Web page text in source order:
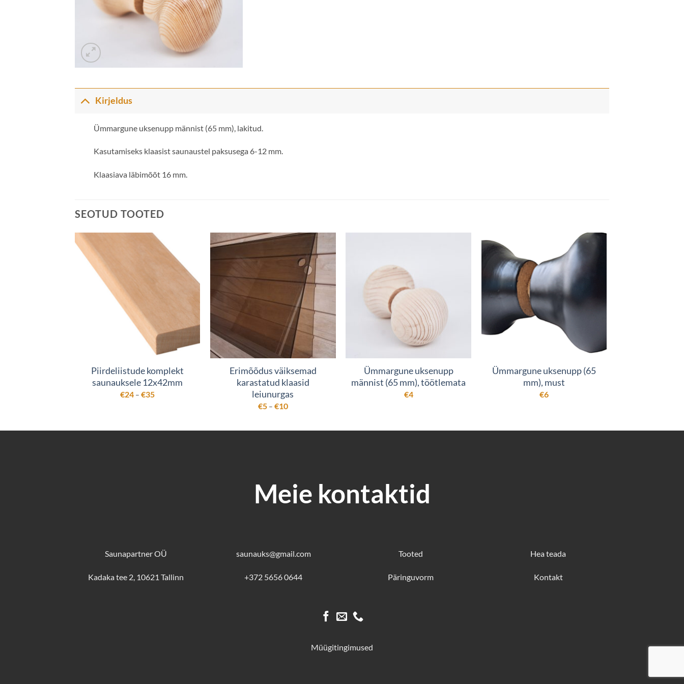
Kirjeldus
Ümmargune uksenupp männist (65 mm), lakitud.
Kasutamiseks klaasist saunaustel paksusega 6-12 mm.
Klaasiava läbimõõt 16 mm.
SEOTUD TOOTED
Piirdeliistude komplekt
saunauksele 12x42mm
€24 – €35Hinnavahemik:
Erimõõdus väiksemad
karastatud klaasid
leiunurgas
€5 – €10Hinnavahemik:
Ümmargune uksenupp
männist (65 mm), töötlemata
€4
Ümmargune uksenupp (65
mm), must
€6
Meie kontaktid
Saunapartner OÜ
Kadaka tee 2, 10621 Tallinn
saunauks@gmail.com
+372 5656 0644
Tooted
Päringuvorm
Hea teada
Kontakt
Müügitingimused